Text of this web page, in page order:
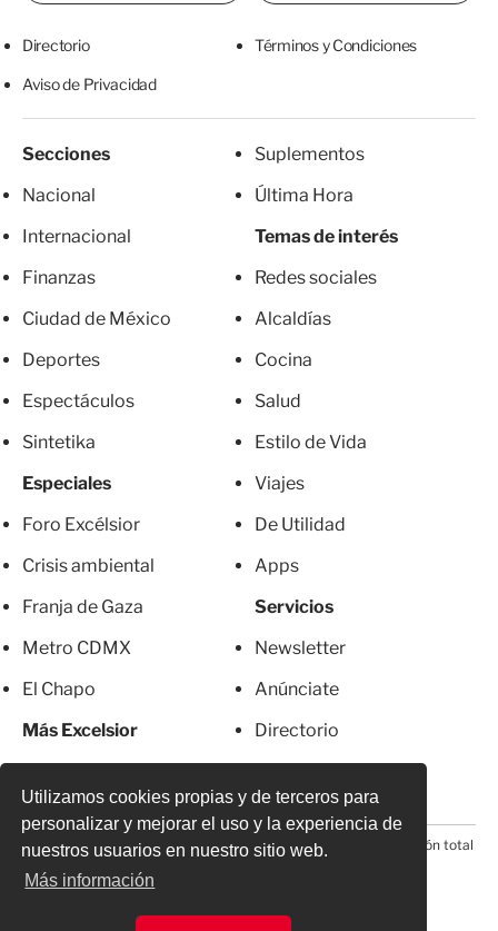
Utilizamos cookies propias y de terceros para
personalizar y mejorar el uso y la experiencia de
nuestros usuarios en nuestro sitio web.
Más información
Directorio Términos y Condiciones
Aviso de Privacidad
Secciones
Nacional
Internacional
Finanzas
Ciudad de México
Deportes
Espectáculos
Sintetika
Especiales
Foro Excélsior
Crisis ambiental
Franja de Gaza
Metro CDMX
El Chapo
Más Excelsior
Suplementos
Última Hora
Temas de interés
Redes sociales
Alcaldías
Cocina
Salud
Estilo de Vida
Viajes
De Utilidad
Apps
Servicios
Newsletter
Anúnciate
Directorio
© 2026 Todos los derechos reservados. Prohibida la reproducción total
o parcial, incluyendo cualquier medio electrónico*